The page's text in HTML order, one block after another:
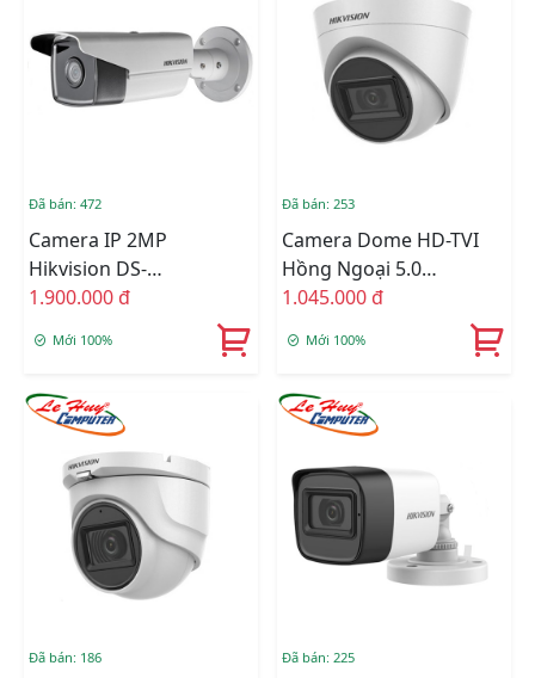
Đã bán: 472
Camera IP 2MP
Hikvision DS-
2CD2T23G0-I8
1.900.000 đ
Mới 100%
Đã bán: 253
Camera Dome HD-TVI
Hồng Ngoại 5.0
Megapixel HIKVISION
1.045.000 đ
Mới 100%
Đã bán: 186 Đã bán: 225